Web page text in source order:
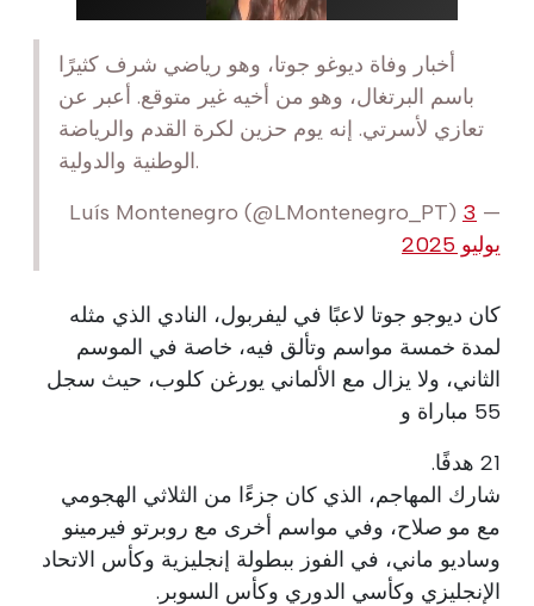
أخبار وفاة ديوغو جوتا، وهو رياضي شرف كثيرًا
باسم البرتغال، وهو من أخيه غير متوقع. أعبر عن
تعازي لأسرتي. إنه يوم حزين لكرة القدم والرياضة
الوطنية والدولية.
— Luís Montenegro (@LMontenegro_PT)
3
يوليو 2025
كان ديوجو جوتا لاعبًا في ليفربول، النادي الذي مثله
لمدة خمسة مواسم وتألق فيه، خاصة في الموسم
الثاني، ولا يزال مع الألماني يورغن كلوب، حيث سجل
55 مباراة و
21 هدفًا.
شارك المهاجم، الذي كان جزءًا من الثلاثي الهجومي
مع مو صلاح، وفي مواسم أخرى مع روبرتو فيرمينو
وساديو ماني، في الفوز ببطولة إنجليزية وكأس الاتحاد
الإنجليزي وكأسي الدوري وكأس السوبر.